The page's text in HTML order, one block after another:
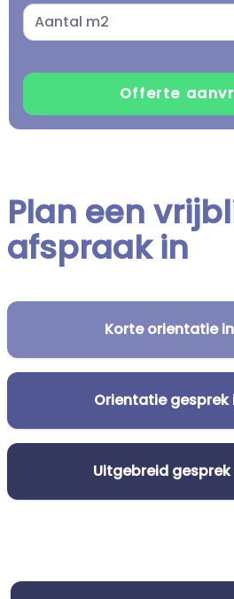
Plan een
afspraak in
Korte orientatie
Orientatie gesprek
Uitgebreid